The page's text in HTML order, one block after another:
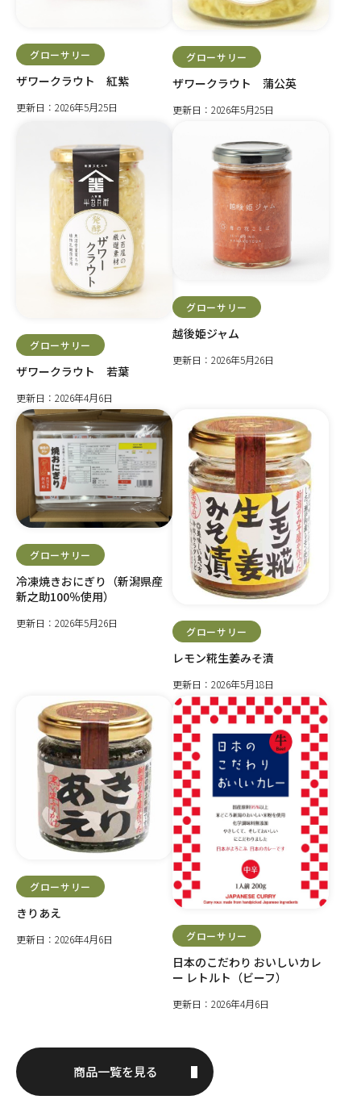
グローサリー
ザワークラウト 紅紫
更新日：2026年5月25日
グローサリー
ザワークラウト 蒲公英
更新日：2026年5月25日
グローサリー
ザワークラウト 若葉
更新日：2026年4月6日
グローサリー
越後姫ジャム
更新日：2026年5月26日
グローサリー
冷凍焼きおにぎり（新潟県産
新之助100％使用）
更新日：2026年5月26日
グローサリー
レモン糀生姜みそ漬
更新日：2026年5月18日
グローサリー
きりあえ
更新日：2026年4月6日 グローサリー
日本のこだわり おいしいカレ
ー レトルト（ビーフ）
更新日：2026年4月6日
商品一覧を見る